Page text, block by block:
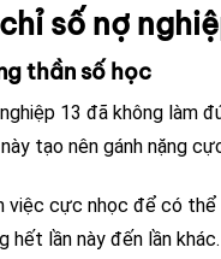
số nợ
thần số học
13 đã không làm
tạo nên gánh nặng
việc cực nhọc để có
hết lần này đến lần